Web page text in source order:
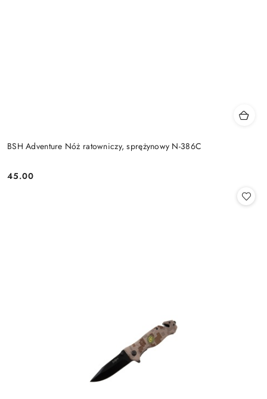
BSH Adventure Nóż ratowniczy, sprężynowy N-386C
Cena:
45.00